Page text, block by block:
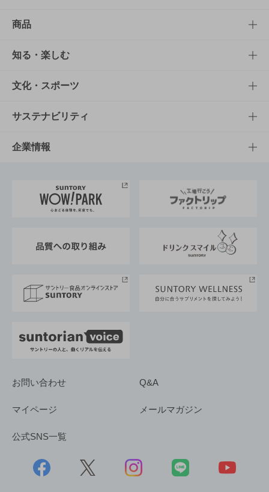
商品
商品TOP
商品一覧
商品発売情報
栄養成分一覧
知る・楽しむ
知る・楽しむTOP
キャンペーン
工場見学
地域情報
文化・スポーツ
文化・スポーツTOP
サントリーホール
サントリーサンバーズ大阪
サステナビリティ
サステナビリティTOP
サントリーが考えるサステナビリティ経営
企業情報
企業概要
採用情報
お問い合わせ Q&A
マイページ メールマガジン
公式SNS一覧